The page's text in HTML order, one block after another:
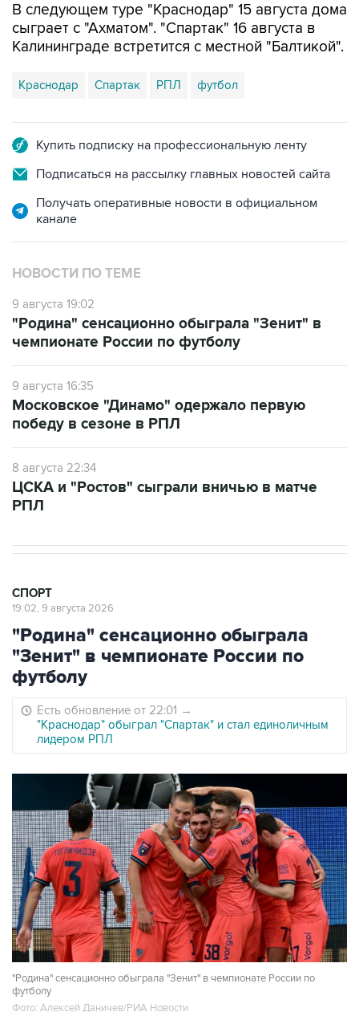
В следующем туре "Краснодар" 15 августа дома
сыграет с "Ахматом". "Спартак" 16 августа в
Калининграде встретится с местной "Балтикой".
Краснодар Спартак РПЛ футбол
Купить подписку на профессиональную ленту
Подписаться на рассылку главных новостей сайта
Получать оперативные новости в официальном
канале
НОВОСТИ ПО ТЕМЕ
9 августа 19:02
"Родина" сенсационно обыграла "Зенит" в
чемпионате России по футболу
9 августа 16:35
Московское "Динамо" одержало первую
победу в сезоне в РПЛ
8 августа 22:34
ЦСКА и "Ростов" сыграли вничью в матче
РПЛ
СПОРТ
19:02, 9 августа 2026
"Родина" сенсационно обыграла
"Зенит" в чемпионате России по
футболу
Есть обновление от 22:01 →
"Краснодар" обыграл "Спартак" и стал единоличным
лидером РПЛ
"Родина" сенсационно обыграла "Зенит" в чемпионате России по
футболу
Фото: Алексей Даничев/РИА Новости